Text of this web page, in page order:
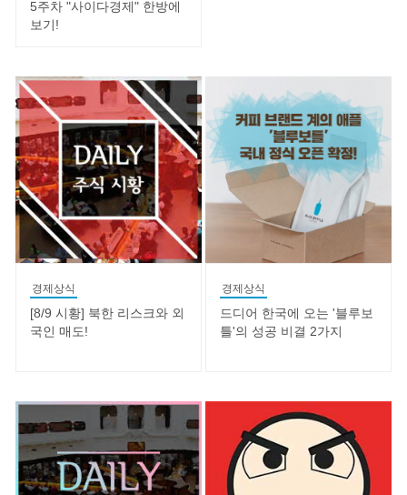
5주차 "사이다경제" 한방에
보기!
경제상식
[8/9 시황] 북한 리스크와 외
국인 매도!
경제상식
드디어 한국에 오는 '블루보
틀'의 성공 비결 2가지